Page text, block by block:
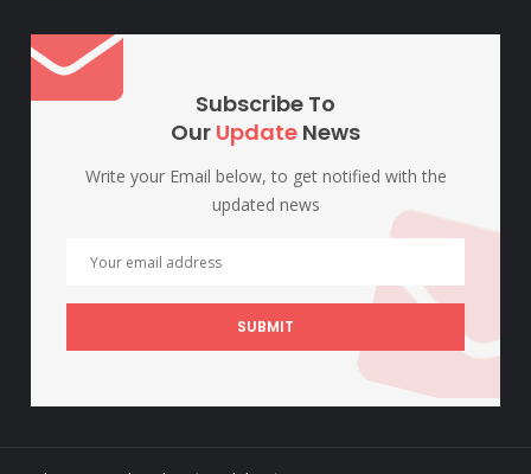
Subscribe To
Our Update News
Write your Email below, to get notified with the
updated news
SUBMIT